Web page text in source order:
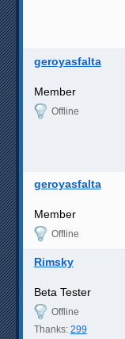
geroyasfalta
Member
Offline
geroyasfalta
Member
Offline
Rimsky
Beta Tester
Offline
Thanks: 299